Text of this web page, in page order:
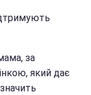
за
який дає